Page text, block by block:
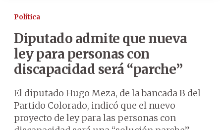
Política
Diputado admite que nueva
ley para personas con
discapacidad será “parche”
El diputado Hugo Meza, de la bancada B del
Partido Colorado, indicó que el nuevo
proyecto de ley para las personas con